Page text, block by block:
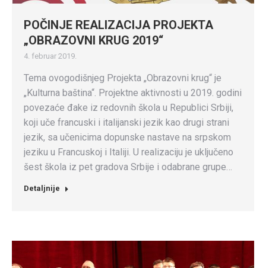
POČINJE REALIZACIJA PROJEKTA
„OBRAZOVNI KRUG 2019“
4. februar 2019.
Tema ovogodišnjeg Projekta „Obrazovni krug“ je
„Kulturna baština“. Projektne aktivnosti u 2019. godini
povezaće đake iz redovnih škola u Republici Srbiji,
koji uče francuski i italijanski jezik kao drugi strani
jezik, sa učenicima dopunske nastave na srpskom
jeziku u Francuskoj i Italiji. U realizaciju je uključeno
šest škola iz pet gradova Srbije i odabrane grupe…
Detaljnije